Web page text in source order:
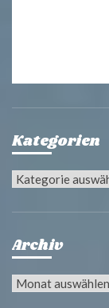
Kategorien
Kategorien
Archiv
Archiv